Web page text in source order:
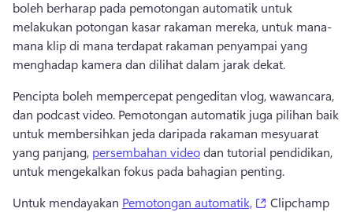
boleh berharap pada pemotongan automatik untuk
melakukan potongan kasar rakaman mereka, untuk mana-
mana klip di mana terdapat rakaman penyampai yang
menghadap kamera dan dilihat dalam jarak dekat.
Pencipta boleh mempercepat pengeditan vlog, wawancara,
dan podcast video. Pemotongan automatik juga pilihan baik
untuk membersihkan jeda daripada rakaman mesyuarat
yang panjang, persembahan video dan tutorial pendidikan,
untuk mengekalkan fokus pada bahagian penting.
Untuk mendayakan Pemotongan automatik, (opens in a
Clipchamp